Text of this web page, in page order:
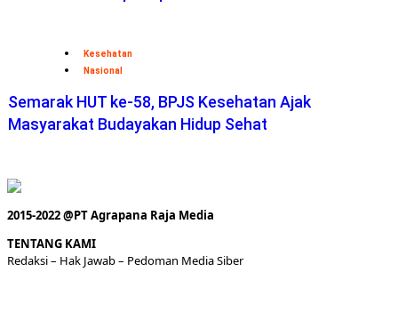
Kesehatan
Nasional
Semarak HUT ke-58, BPJS Kesehatan Ajak
Masyarakat Budayakan Hidup Sehat
2015-2022 @PT Agrapana Raja Media
TENTANG KAMI
Redaksi– Hak Jawab – Pedoman Media Siber